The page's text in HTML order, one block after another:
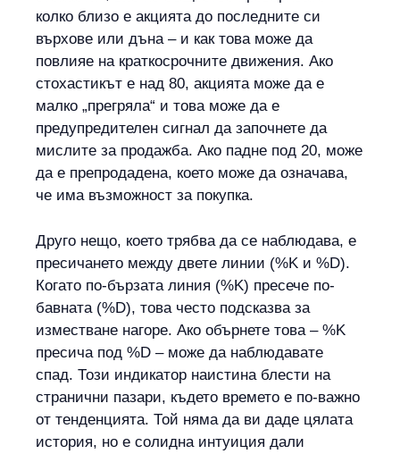
колко близо е акцията до последните си
върхове или дъна – и как това може да
повлияе на краткосрочните движения. Ако
стохастикът е над 80, акцията може да е
малко „прегряла“ и това може да е
предупредителен сигнал да започнете да
мислите за продажба. Ако падне под 20, може
да е препродадена, което може да означава,
че има възможност за покупка.
Друго нещо, което трябва да се наблюдава, е
пресичането между двете линии (%K и %D).
Когато по-бързата линия (%K) пресече по-
бавната (%D), това често подсказва за
изместване нагоре. Ако обърнете това – %K
пресича под %D – може да наблюдавате
спад. Този индикатор наистина блести на
странични пазари, където времето е по-важно
от тенденцията. Той няма да ви даде цялата
история, но е солидна интуиция дали